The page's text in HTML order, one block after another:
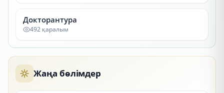
Докторантура
492 қаралым
Жаңа бөлімдер